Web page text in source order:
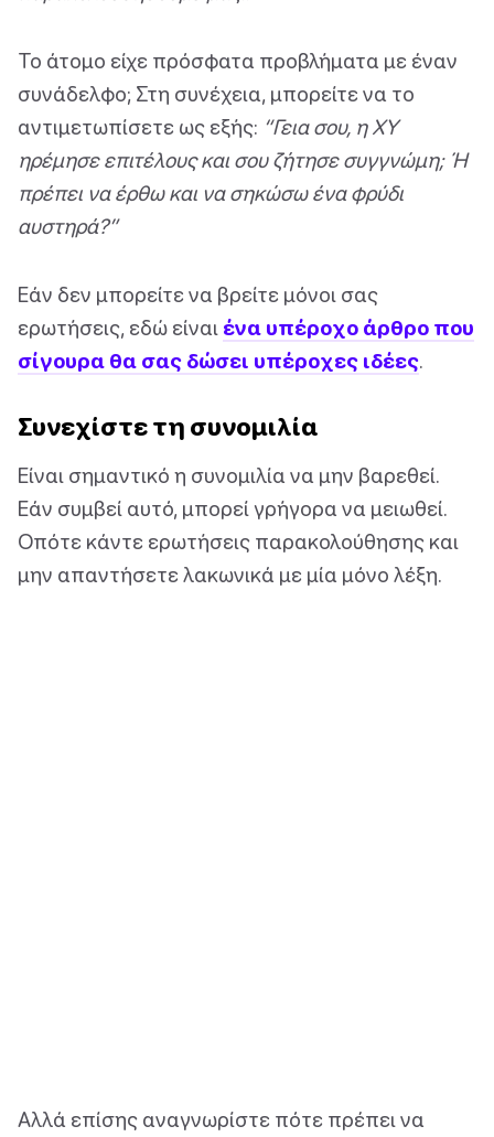
Το άτομο είχε πρόσφατα προβλήματα με έναν
συνάδελφο; Στη συνέχεια, μπορείτε να το
αντιμετωπίσετε ως εξής: “Γεια σου, η XY
ηρέμησε επιτέλους και σου ζήτησε συγγνώμη; Ή
πρέπει να έρθω και να σηκώσω ένα φρύδι
αυστηρά?”
Εάν δεν μπορείτε να βρείτε μόνοι σας
ερωτήσεις, εδώ είναι ένα υπέροχο άρθρο που
σίγουρα θα σας δώσει υπέροχες ιδέες.
Συνεχίστε τη συνομιλία
Είναι σημαντικό η συνομιλία να μην βαρεθεί.
Εάν συμβεί αυτό, μπορεί γρήγορα να μειωθεί.
Οπότε κάντε ερωτήσεις παρακολούθησης και
μην απαντήσετε λακωνικά με μία μόνο λέξη.
Αλλά επίσης αναγνωρίστε πότε πρέπει να